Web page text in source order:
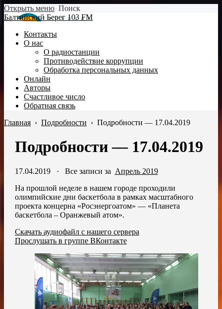
Открыть меню Поиск
Балтийский Берег 103 FM
Контакты
О нас
О радиостанции
Противодействие коррупции
Обработка персональных данных
Онлайн
Авторы
Счастливое число
Обратная связь
Главная › Подробности › Подробности — 17.04.2019
Подробности — 17.04.2019
17.04.2019· Все записи за Апрель 2019
На прошлой неделе в нашем городе проходили
олимпийские дни баскетбола в рамках масштабного
проекта концерна «Росэнергоатом» — «Планета
баскетбола – Оранжевый атом».
Скачать аудиофайл с нашего сервера
Прослушать в группе ВКонтакте